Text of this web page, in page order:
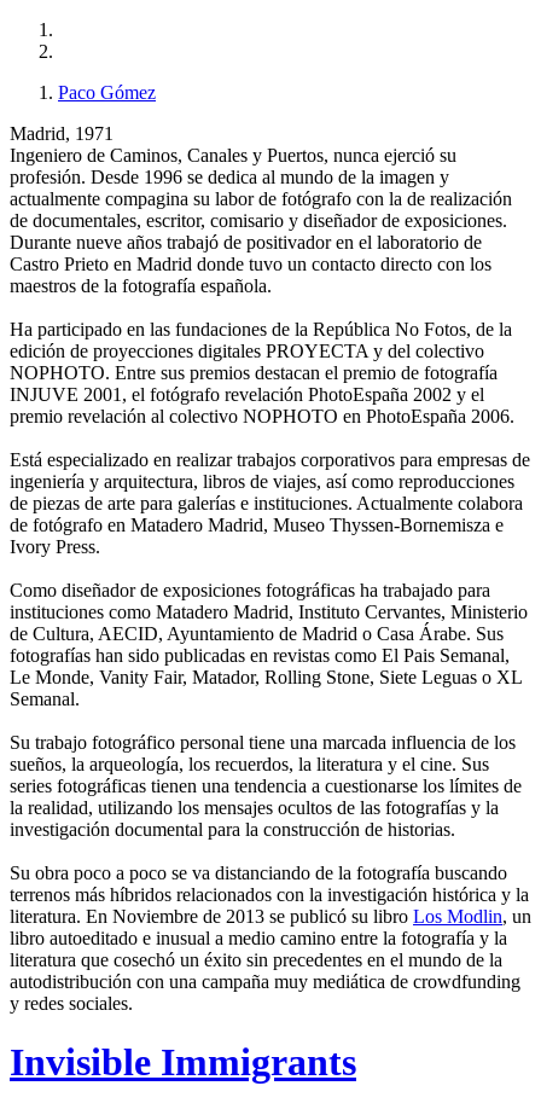
Paco Gómez
Madrid, 1971
Ingeniero de Caminos, Canales y Puertos, nunca ejerció su
profesión. Desde 1996 se dedica al mundo de la imagen y
actualmente compagina su labor de fotógrafo con la de realización
de documentales, escritor, comisario y diseñador de exposiciones.
Durante nueve años trabajó de positivador en el laboratorio de
Castro Prieto en Madrid donde tuvo un contacto directo con los
maestros de la fotografía española.
Ha participado en las fundaciones de la República No Fotos, de la
edición de proyecciones digitales PROYECTA y del colectivo
NOPHOTO. Entre sus premios destacan el premio de fotografía
INJUVE 2001, el fotógrafo revelación PhotoEspaña 2002 y el
premio revelación al colectivo NOPHOTO en PhotoEspaña 2006.
Está especializado en realizar trabajos corporativos para empresas de
ingeniería y arquitectura, libros de viajes, así como reproducciones
de piezas de arte para galerías e instituciones. Actualmente colabora
de fotógrafo en Matadero Madrid, Museo Thyssen-Bornemisza e
Ivory Press.
Como diseñador de exposiciones fotográficas ha trabajado para
instituciones como Matadero Madrid, Instituto Cervantes, Ministerio
de Cultura, AECID, Ayuntamiento de Madrid o Casa Árabe. Sus
fotografías han sido publicadas en revistas como El Pais Semanal,
Le Monde, Vanity Fair, Matador, Rolling Stone, Siete Leguas o XL
Semanal.
Su trabajo fotográfico personal tiene una marcada influencia de los
sueños, la arqueología, los recuerdos, la literatura y el cine. Sus
series fotográficas tienen una tendencia a cuestionarse los límites de
la realidad, utilizando los mensajes ocultos de las fotografías y la
investigación documental para la construcción de historias.
Su obra poco a poco se va distanciando de la fotografía buscando
terrenos más híbridos relacionados con la investigación histórica y la
literatura. En Noviembre de 2013 se publicó su libro Los Modlin, un
libro autoeditado e inusual a medio camino entre la fotografía y la
literatura que cosechó un éxito sin precedentes en el mundo de la
autodistribución con una campaña muy mediática de crowdfunding
y redes sociales.
Invisible Immigrants